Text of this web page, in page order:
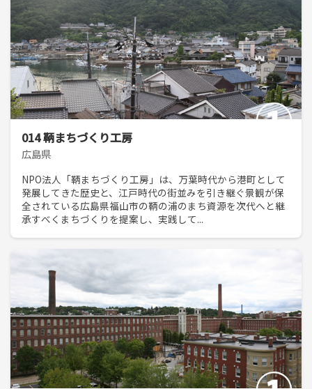
014 鞆まちづくり工房
広島県
NPO法人「鞆まちづくり工房」は、万葉時代から港町として
発展してきた歴史と、江戸時代の街並みを引き継ぐ景観が保
全されている広島県福山市の鞆の浦のまち資源を次代へと継
承すべくまちづくりを提案し、実践して...